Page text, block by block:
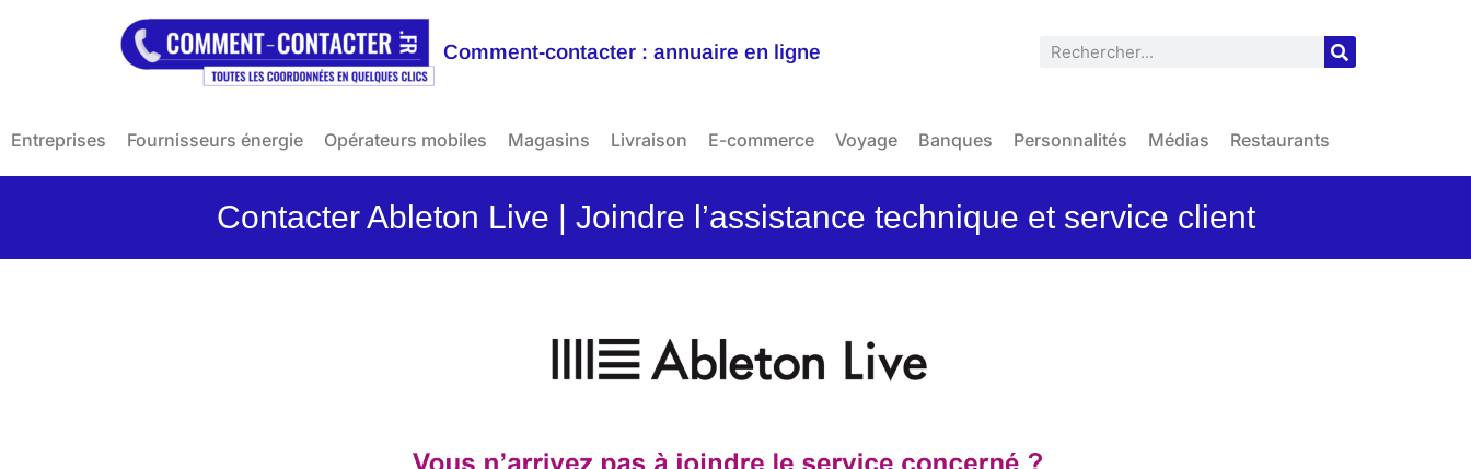
Comment-contacter : annuaire en ligne
Entreprises Fournisseurs énergie Opérateurs mobiles Magasins Livraison E-commerce Voyage Banques Personnalités Médias Restaurants
Contacter Ableton Live | Joindre l’assistance technique et service client